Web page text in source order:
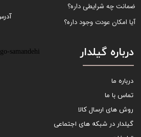
ضمانت چه شرایطی داره؟
آیا امکان عودت وجود داره؟
درباره گیلدار
درباره ما
تماس با ما
روش های ارسال کالا
گیلدار در شبکه های اجتماعی